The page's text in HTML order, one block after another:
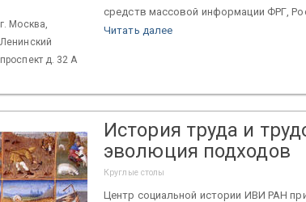
г. Москва,
Ленинский
проспект д. 32 А
средств массовой информации ФРГ,
Читать далее
История труда и
эволюция подходов
Круглые столы
Центр социальной истории ИВИ РАН